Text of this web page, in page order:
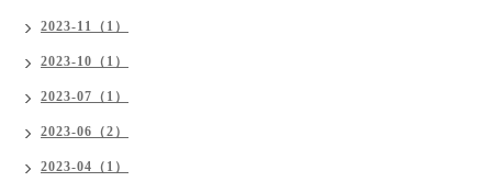
2023-11（1）
2023-10（1）
2023-07（1）
2023-06（2）
2023-04（1）